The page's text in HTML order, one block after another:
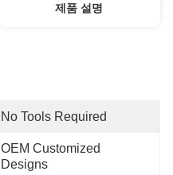
제품 설명
No Tools Required
OEM Customized
Designs